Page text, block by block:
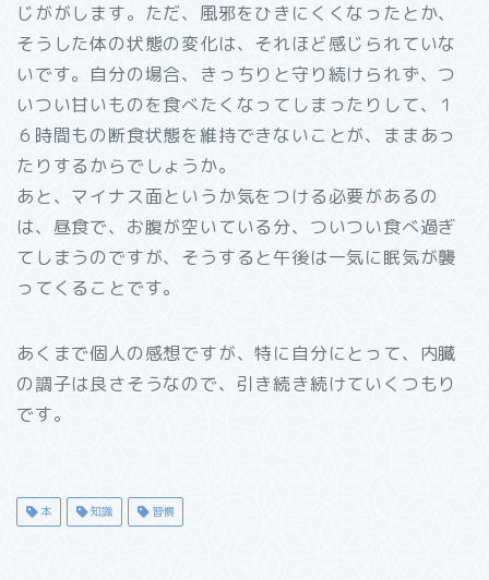
じががします。ただ、風邪をひきにくくなったとか、
そうした体の状態の変化は、それほど感じられていな
いです。自分の場合、きっちりと守り続けられず、つ
いつい甘いものを食べたくなってしまったりして、１
６時間もの断食状態を維持できないことが、ままあっ
たりするからでしょうか。
あと、マイナス面というか気をつける必要があるの
は、昼食で、お腹が空いている分、ついつい食べ過ぎ
てしまうのですが、そうすると午後は一気に眠気が襲
ってくることです。
あくまで個人の感想ですが、特に自分にとって、内臓
の調子は良さそうなので、引き続き続けていくつもり
です。
本 知識 習慣